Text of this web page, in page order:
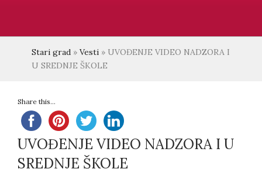
Stari grad » Vesti » UVOĐENJE VIDEO NADZORA I
U SREDNJE ŠKOLE
Share this...
UVOĐENJE VIDEO NADZORA I U
SREDNJE ŠKOLE